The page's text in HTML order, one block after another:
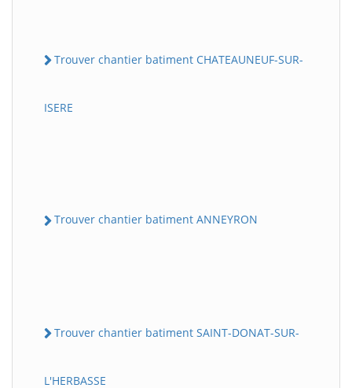
Trouver chantier batiment CHATEAUNEUF-SUR-
ISERE
Trouver chantier batiment ANNEYRON
Trouver chantier batiment SAINT-DONAT-SUR-
L'HERBASSE